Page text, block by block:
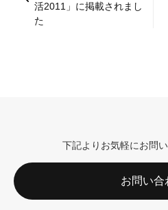
活2011」に掲載されまし
た
下記よりお気軽にお問
お問い合